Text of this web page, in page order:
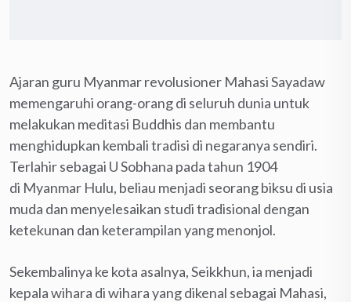
Ajaran guru Myanmar revolusioner Mahasi Sayadaw
memengaruhi orang-orang di seluruh dunia untuk
melakukan meditasi Buddhis dan membantu
menghidupkan kembali tradisi di negaranya sendiri.
Terlahir sebagai U Sobhana pada tahun 1904
di Myanmar Hulu, beliau menjadi seorang biksu di usia
muda dan menyelesaikan studi tradisional dengan
ketekunan dan keterampilan yang menonjol.
Sekembalinya ke kota asalnya, Seikkhun, ia menjadi
kepala wihara di wihara yang dikenal sebagai Mahasi,